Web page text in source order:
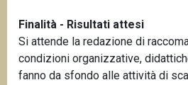
Finalità - Risultati attesi
Si attende la redazione di
condizioni organizzative,
fanno da sfondo alle attività di